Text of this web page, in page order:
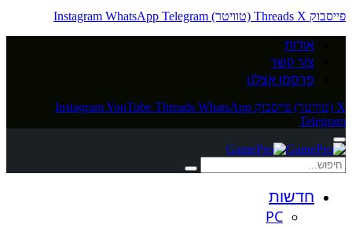
פייסבוק
Threads X (טוויטר) Instagram WhatsApp Telegram
אודות
צור קשר
פרסמו אצלנו
X (טוויטר) פייסבוק InstagramYouTube Threads WhatsApp
Telegram
חדשות
PC